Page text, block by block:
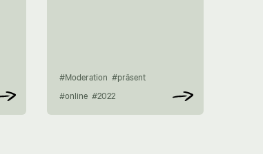
#Moderation #präsent
#online #2022